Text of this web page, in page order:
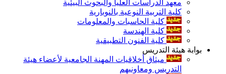
معهد الدراسات العليا والبحوث البيئية
كلية التربية النوعية بالنوبارية
كلية الحاسبات والمعلومات
كلية الهندسة
كلية الفنون التطبيقية
بوابة هيئة التدريس
ميثاق أخلاقيات المهنة الجامعية لأعضاء هيئة
التدريس ومعاونيهم